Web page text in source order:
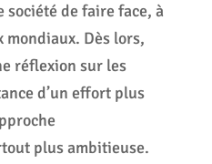
de faire face, à
mondiaux. Dès lors,
réflexion sur les
d’un effort plus
plus ambitieuse.